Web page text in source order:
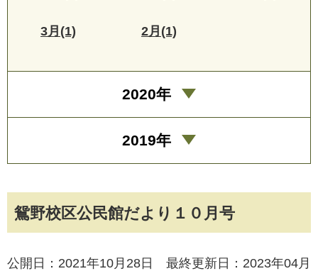
鴛野校区公民館だより１０月号
公開日：2021年10月28日 最終更新日：2023年04月
3月(1) 2月(1)
2020年
2019年